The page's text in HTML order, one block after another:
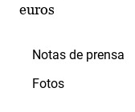
euros
Notas de prensa
Fotos